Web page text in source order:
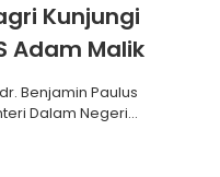
Kunjungi
Adam Malik
Benjamin Paulus
Dalam Negeri